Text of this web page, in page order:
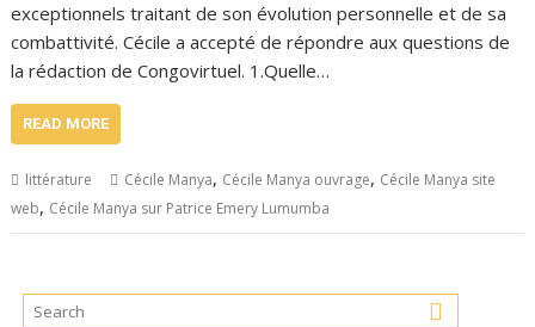
exceptionnels traitant de son évolution personnelle et de sa
combattivité. Cécile a accepté de répondre aux questions de
la rédaction de Congovirtuel. 1.Quelle…
READ MORE
littérature Cécile Manya, Cécile Manya ouvrage, Cécile Manya site
web, Cécile Manya sur Patrice Emery Lumumba